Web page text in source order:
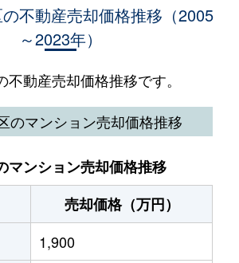
1,800万円
茶山・京都芸術
2,400万円
茶山・京都芸術
4,200万円
茶山・京都芸術
1,600万円
茶山・京都芸術
1,500万円
700万円
茶山・京都芸
2,800万円
7,600万円
元田中
100万円
鞍馬
2,000万円
市原
9,500万円
北山(京都)
16,000万円
40,000万円
3,000万円
二軒茶屋(京都)
2,300万円
二軒茶屋(京都)
21,000万円
岩倉(京都)
1,000万円
岩倉(京都)
不動産売却価格推移（2005
～2023年）
動産売却価格推移です。
のマンション売却価格推移
マンション売却価格推移
売却価格（万円）
1,900